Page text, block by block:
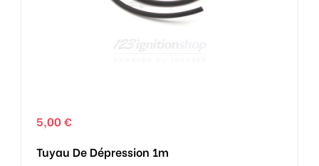
5,00 €
Tuyau De Dépression 1m